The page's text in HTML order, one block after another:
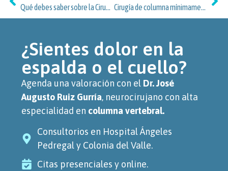
Qué debes saber sobre la Cirugía de Columna Mínimamente Invasiva en Benito Juárez y San José Insurgentes
Cirugía de columna mínimamente invasiva para vecinos de Granada en Miguel Hidalgo
¿Sientes dolor en la
espalda o el cuello?
Agenda una valoración con el Dr. José
Augusto Ruiz Gurría, neurocirujano con alta
especialidad en columna vertebral.
Consultorios en Hospital Ángeles
Pedregal y Colonia del Valle.
Citas presenciales y online.